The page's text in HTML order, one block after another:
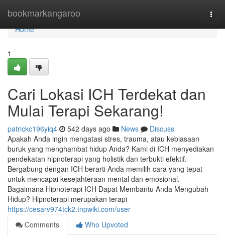
bookmarkangaroo
Home
Home
1
Cari Lokasi ICH Terdekat dan
Mulai Terapi Sekarang!
patrickc196yiq4 542 days ago News
Discuss
Apakah Anda ingin mengatasi stres, trauma, atau kebiasaan
buruk yang menghambat hidup Anda? Kami di ICH menyediakan
pendekatan hipnoterapi yang holistik dan terbukti efektif.
Bergabung dengan ICH berarti Anda memilih cara yang tepat
untuk mencapai kesejahteraan mental dan emosional.
Bagaimana Hipnoterapi ICH Dapat Membantu Anda Mengubah
Hidup? Hipnoterapi merupakan terapi
https://cesarv974tck2.tnpwiki.com/user
Comments
Who Upvoted